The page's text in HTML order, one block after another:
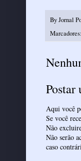
ByJornal
Marcadores:
Postar
Aqui você
Se você
Não
Não serão
caso